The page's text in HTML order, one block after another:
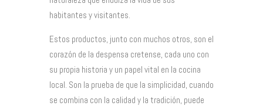
habitantes y visitantes.
Estos productos, junto con muchos otros, son el
corazón de la despensa cretense, cada uno con
su propia historia y un papel vital en la cocina
local. Son la prueba de que la simplicidad, cuando
se combina con la calidad y la tradición, puede